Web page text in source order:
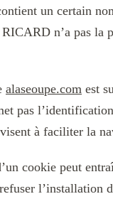
un certain
n’a pas la
alaseoupe.com est
pas
à faciliter la
cookie peut
l’installation